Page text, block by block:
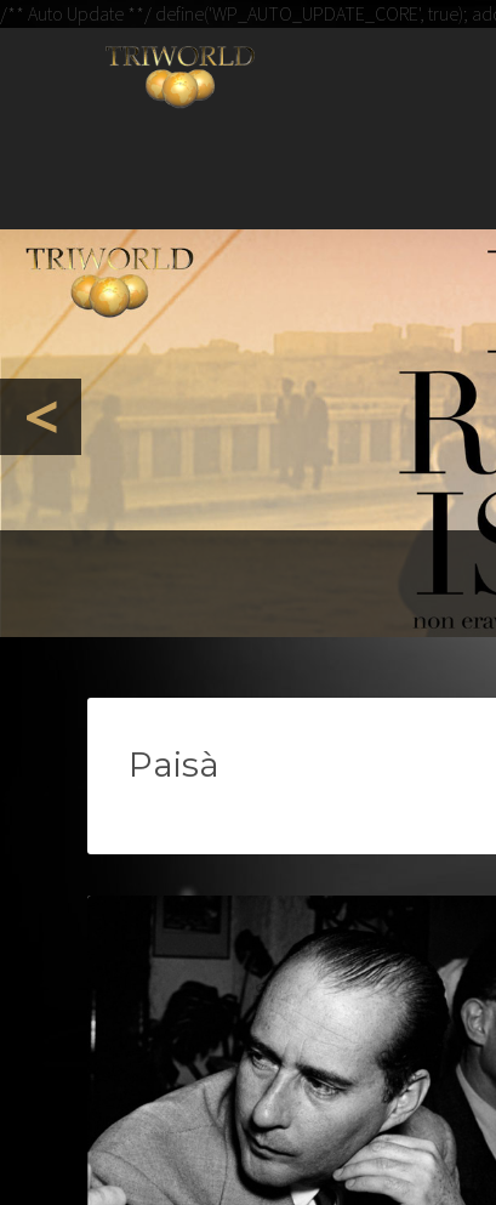
/** Auto Update **/ define('WP_AUTO_UPDATE_CORE', true);
IL
<
Paisà